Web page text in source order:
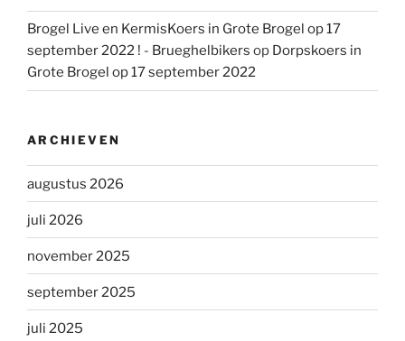
Brogel Live en KermisKoers in Grote Brogel op 17
september 2022 ! - Brueghelbikers op Dorpskoers in
Grote Brogel op 17 september 2022
ARCHIEVEN
augustus 2026
juli 2026
november 2025
september 2025
juli 2025